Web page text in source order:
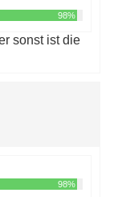
98%
sonst ist die
98%